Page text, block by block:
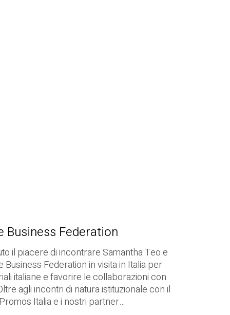
Business Federation
il piacere di incontrare Samantha Teo e
Federation in visita in Italia per
italiane e favorire le collaborazioni con
agli incontri di natura istituzionale con il
Italia e i nostri partner…